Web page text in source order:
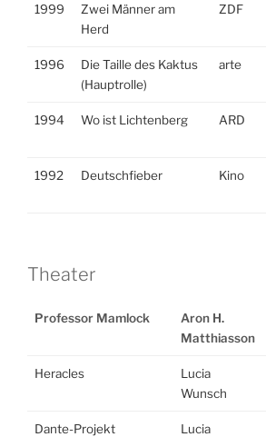
1999
Zwei Männer am
Herd
ZDF
1996
Die Taille des Kaktus
(Hauptrolle)
arte
1994 Wo ist Lichtenberg ARD
1992 Deutschfieber Kino
Theater
Professor Mamlock
Aron H.
Matthiasson
Heracles
Lucia
Wunsch
Dante-Projekt
Lucia